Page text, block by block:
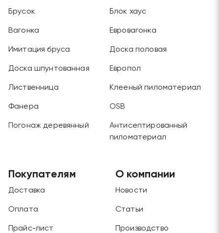
Брусок Блок хаус
Вагонка Евровагонка
Имитация бруса Доска половая
Доска шпунтованная Европол
Лиственница Клееный пиломатериал
Фанера OSB
Погонаж деревянный
Антисептированный
пиломатериал
Покупателям
Доставка
Оплата
Прайс-лист
О компании
Новости
Статьи
Производство